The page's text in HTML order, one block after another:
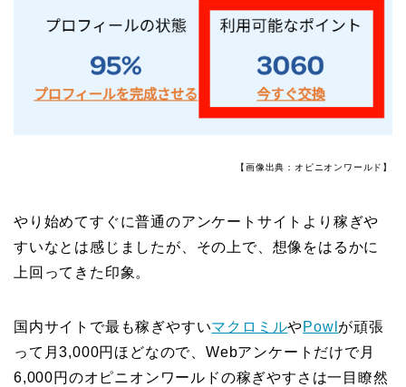
【画像出典：オピニオンワールド】
やり始めてすぐに普通のアンケートサイトより稼ぎや
すいなとは感じましたが、その上で、想像をはるかに
上回ってきた印象。
国内サイトで最も稼ぎやすいマクロミルやPowl が頑張
って月3,000円ほどなので、Webアンケートだけで月
6,000円のオピニオンワールドの稼ぎやすさは一目瞭然